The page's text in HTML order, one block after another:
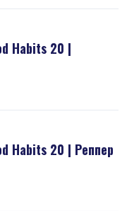
Habits 20 |
Habits 20 | Реппер